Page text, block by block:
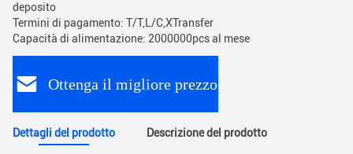
deposito
Termini di pagamento: T/T,L/C,XTransfer
Capacità di alimentazione: 2000000pcs al mese
Ottenga il migliore prezzo
Dettagli del prodotto Descrizione del prodotto